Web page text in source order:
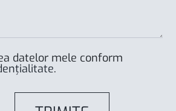
datelor mele conform
.